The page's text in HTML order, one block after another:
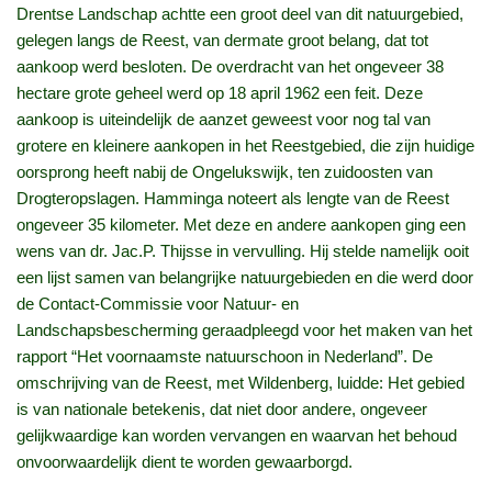
Drentse Landschap achtte een groot deel van dit natuurgebied,
gelegen langs de Reest, van dermate groot belang, dat tot
aankoop werd besloten. De overdracht van het ongeveer 38
hectare grote geheel werd op 18 april 1962 een feit. Deze
aankoop is uiteindelijk de aanzet geweest voor nog tal van
grotere en kleinere aankopen in het Reestgebied, die zijn huidige
oorsprong heeft nabij de Ongelukswijk, ten zuidoosten van
Drogteropslagen. Hamminga noteert als lengte van de Reest
ongeveer 35 kilometer. Met deze en andere aankopen ging een
wens van dr. Jac.P. Thijsse in vervulling. Hij stelde namelijk ooit
een lijst samen van belangrijke natuurgebieden en die werd door
de Contact-Commissie voor Natuur- en
Landschapsbescherming geraadpleegd voor het maken van het
rapport “Het voornaamste natuurschoon in Nederland”. De
omschrijving van de Reest, met Wildenberg, luidde: Het gebied
is van nationale betekenis, dat niet door andere, ongeveer
gelijkwaardige kan worden vervangen en waarvan het behoud
onvoorwaardelijk dient te worden gewaarborgd.